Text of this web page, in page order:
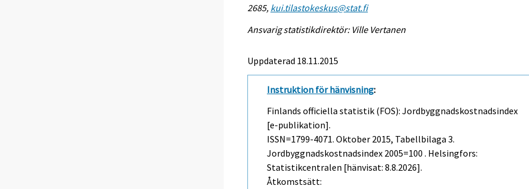
2685, kui.tilastokeskus@stat.fi
Ansvarig statistikdirektör: Ville Vertanen
Uppdaterad 18.11.2015
Instruktion för hänvisning:
Finlands officiella statistik (FOS): Jordbyggnadskostnadsindex
[e-publikation].
ISSN=1799-4071.Oktober 2015, Tabellbilaga 3.
Jordbyggnadskostnadsindex 2005=100 . Helsingfors:
Statistikcentralen [hänvisat: 8.8.2026].
Åtkomstsätt: